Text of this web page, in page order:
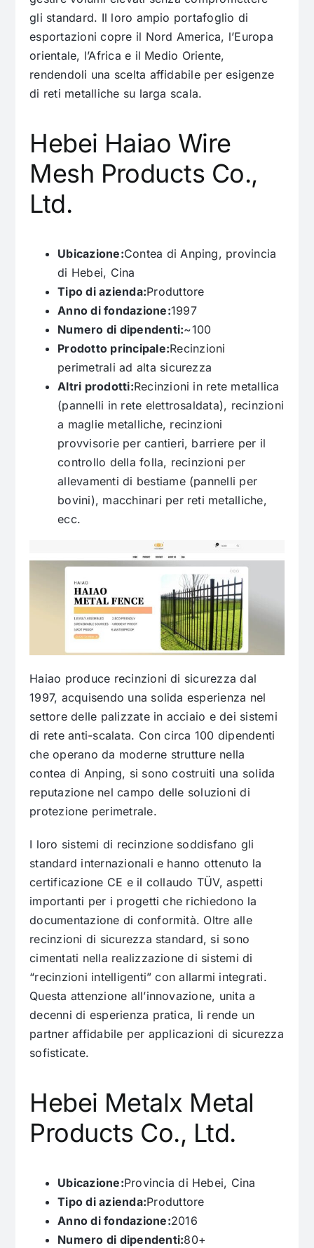
gli standard. Il loro ampio portafoglio di
esportazioni copre il Nord America, l’Europa
orientale, l’Africa e il Medio Oriente,
rendendoli una scelta affidabile per esigenze
di reti metalliche su larga scala.
Hebei Haiao Wire
Mesh Products Co.,
Ltd.
Ubicazione:Contea di Anping, provincia
di Hebei, Cina
Tipo di azienda:Produttore
Anno di fondazione:1997
Numero di dipendenti:~100
Prodotto principale:Recinzioni
perimetrali ad alta sicurezza
Altri prodotti:Recinzioni in rete metallica
(pannelli in rete elettrosaldata), recinzioni
a maglie metalliche, recinzioni
provvisorie per cantieri, barriere per il
controllo della folla, recinzioni per
allevamenti di bestiame (pannelli per
bovini), macchinari per reti metalliche,
ecc.
Haiao produce recinzioni di sicurezza dal
1997, acquisendo una solida esperienza nel
settore delle palizzate in acciaio e dei sistemi
di rete anti-scalata. Con circa 100 dipendenti
che operano da moderne strutture nella
contea di Anping, si sono costruiti una solida
reputazione nel campo delle soluzioni di
protezione perimetrale.
I loro sistemi di recinzione soddisfano gli
standard internazionali e hanno ottenuto la
certificazione CE e il collaudo TÜV, aspetti
importanti per i progetti che richiedono la
documentazione di conformità. Oltre alle
recinzioni di sicurezza standard, si sono
cimentati nella realizzazione di sistemi di
“recinzioni intelligenti” con allarmi integrati.
Questa attenzione all’innovazione, unita a
decenni di esperienza pratica, li rende un
partner affidabile per applicazioni di sicurezza
sofisticate.
Hebei Metalx Metal
Products Co., Ltd.
Ubicazione:Provincia di Hebei, Cina
Tipo di azienda:Produttore
Anno di fondazione:2016
Numero di dipendenti:80+